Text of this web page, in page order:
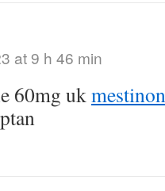
at 9 h 46 min
60mg uk